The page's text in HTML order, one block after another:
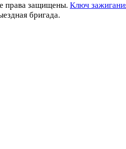
права защищены. Ключ
бригада.